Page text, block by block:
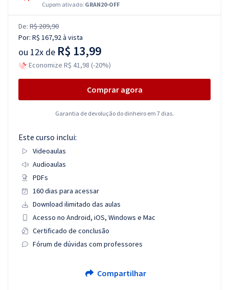
Cupom ativado: GRAN20-OFF
De: R$ 209,90
Por: R$ 167,92à vista
ou 12x de R$ 13,99
Economize R$ 41,98 (-20%)
Comprar agora
Garantia de devolução do dinheiro em 7 dias.
Este curso inclui:
Videoaulas
Audioaulas
PDFs
160 dias para acessar
Download ilimitado das aulas
Acesso no Android, iOS, Windows e Mac
Certificado de conclusão
Fórum de dúvidas com professores
Compartilhar